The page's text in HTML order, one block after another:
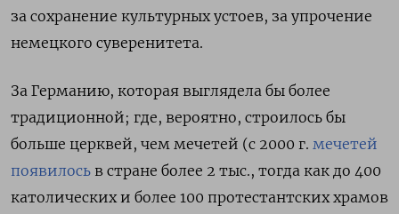
за сохранение культурных устоев, за упрочение
немецкого суверенитета.
За Германию, которая выглядела бы более
традиционной; где, вероятно, строилось бы
больше церквей, чем мечетей (с 2000 г. мечетей
появилось в стране более 2 тыс., тогда как до 400
католических и более 100 протестантских храмов